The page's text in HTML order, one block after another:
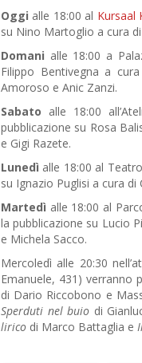
Oggi alle 18:00 al Kursaal
su Nino Martoglio a cura
Domani alle 18:00 a
Filippo Bentivegna a
Amoroso e Anic Zanzi.
Sabato alle 18:00
pubblicazione su Rosa
e Gigi Razete.
Lunedì alle 18:00 al
su Ignazio Puglisi a cura di
Martedì alle 18:00 al
la pubblicazione su Lucio
e Michela Sacco.
Mercoledì alle 20:30
Emanuele, 431) verranno
di Dario Riccobono e
Sperduti nel buio di
lirico di Marco Battaglia e